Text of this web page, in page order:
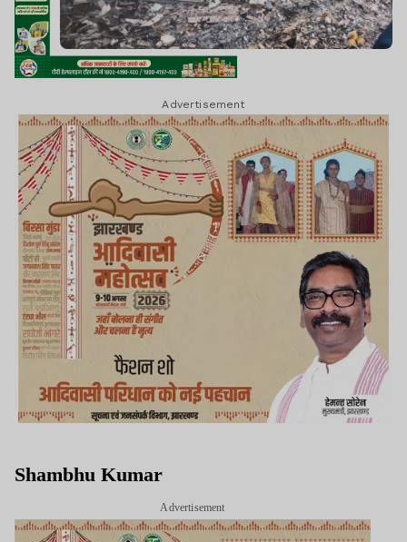
Advertisement
Shambhu Kumar
Advertisement